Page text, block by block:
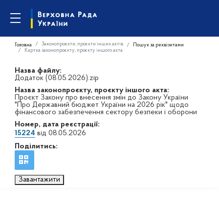
Головна Законопроєкти, проєкти інших актів
Пошук за реквізитами
Картка законопроєкту, проєкту іншого акта
Назва файлу:
Додаток (08.05.2026).zip
Назва законопроєкту, проєкту іншого акта:
Проєкт Закону про внесення змін до Закону України
"Про Державний бюджет України на 2026 рік" щодо
фінансового забезпечення сектору безпеки і оборони
Номер, дата реєстрації:
15224 від 08.05.2026
Поділитись:
Завантажити